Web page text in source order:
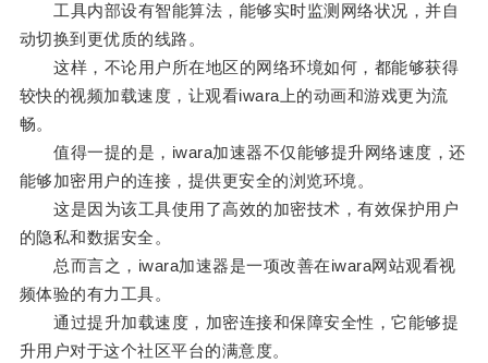
工具内部设有智能算法，能够实时监测网络状况，并自
动切换到更优质的线路。
这样，不论用户所在地区的网络环境如何，都能够获得
较快的视频加载速度，让观看iwara上的动画和游戏更为流
畅。
值得一提的是，iwara加速器不仅能够提升网络速度，还
能够加密用户的连接，提供更安全的浏览环境。
这是因为该工具使用了高效的加密技术，有效保护用户
的隐私和数据安全。
总而言之，iwara加速器是一项改善在iwara网站观看视
频体验的有力工具。
通过提升加载速度，加密连接和保障安全性，它能够提
升用户对于这个社区平台的满意度。